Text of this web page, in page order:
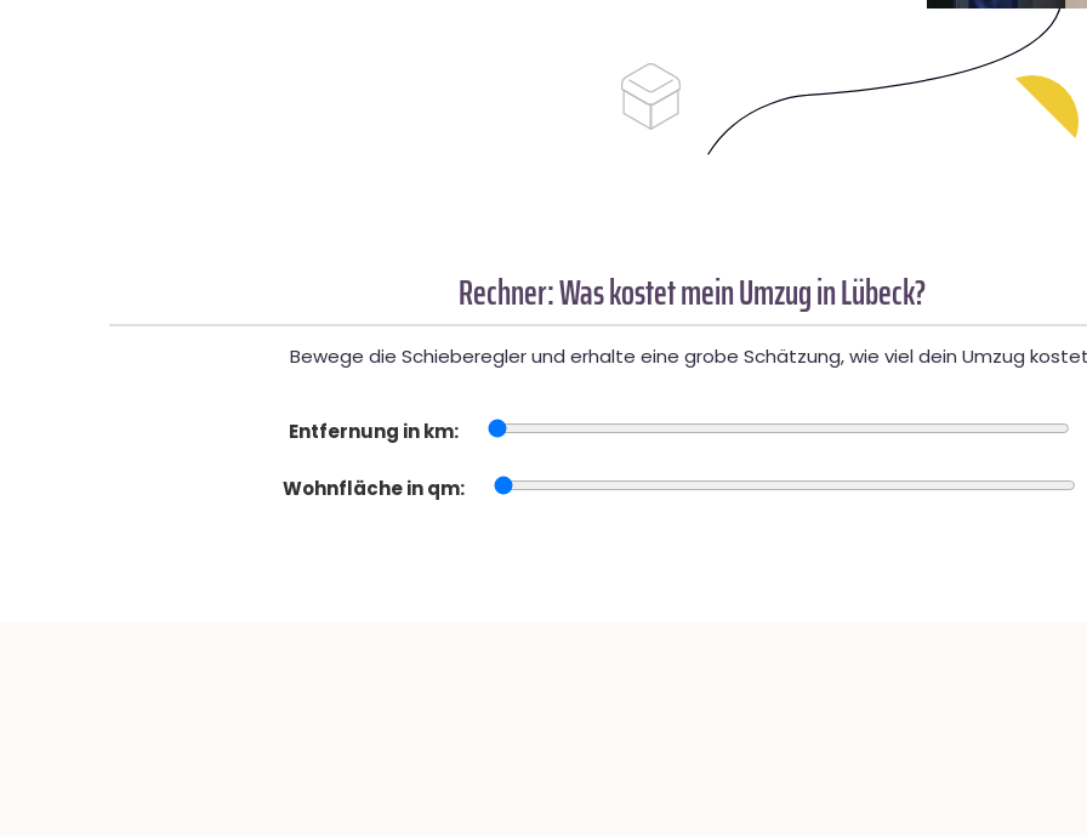
Rechner: Was kostet mein Umzug in Lübeck?
Bewege die Schieberegler und erhalte eine grobe Schätzung, wie viel dein Umzug
Entfernung in km:
Wohnfläche in qm: